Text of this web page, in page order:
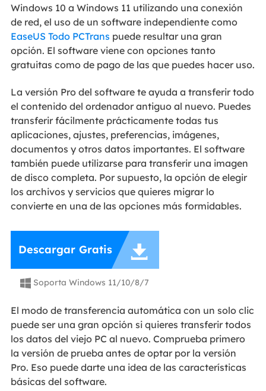
Windows 10 a Windows 11 utilizando una conexión
de red, el uso de un software independiente como
EaseUS Todo PCTrans puede resultar una gran
opción. El software viene con opciones tanto
gratuitas como de pago de las que puedes hacer uso.
La versión Pro del software te ayuda a transferir todo
el contenido del ordenador antiguo al nuevo. Puedes
transferir fácilmente prácticamente todas tus
aplicaciones, ajustes, preferencias, imágenes,
documentos y otros datos importantes. El software
también puede utilizarse para transferir una imagen
de disco completa. Por supuesto, la opción de elegir
los archivos y servicios que quieres migrar lo
convierte en una de las opciones más formidables.
Descargar Gratis 
 Soporta Windows 11/10/8/7
El modo de transferencia automática con un solo clic
puede ser una gran opción si quieres transferir todos
los datos del viejo PC al nuevo. Comprueba primero
la versión de prueba antes de optar por la versión
Pro. Eso puede darte una idea de las características
básicas del software.